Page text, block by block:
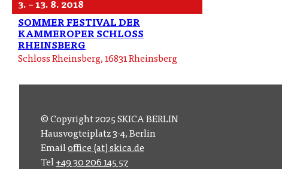
3. – 13. 8. 2018
SOMMER FESTIVAL DER
KAMMEROPER SCHLOSS
RHEINSBERG
Schloss Rheinsberg, 16831 Rheinsberg
© Copyright 2025 SKICA BERLIN
Hausvogteiplatz 3-4, Berlin
Emailoffice (at) skica.de
Tel+49 30 206 145 57